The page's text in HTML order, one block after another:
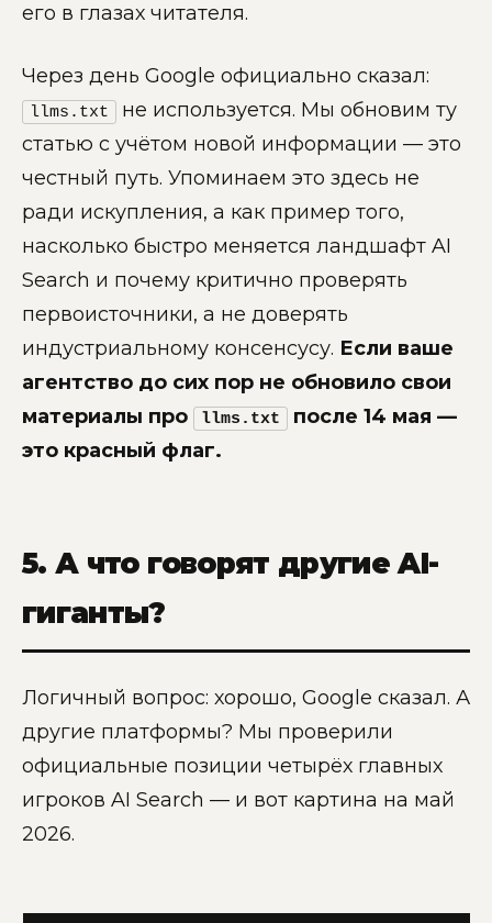
его в глазах читателя.
Через день Google официально сказал:
llms.txt
не используется. Мы обновим ту
статью с учётом новой информации — это
честный путь. Упоминаем это здесь не
ради искупления, а как пример того,
насколько быстро меняется ландшафт AI
Search и почему критично проверять
первоисточники, а не доверять
индустриальному консенсусу. Если ваше
агентство до сих пор не обновило свои
материалы про
llms.txt
после 14 мая —
это красный флаг.
5. А что говорят другие AI-
гиганты?
Логичный вопрос: хорошо, Google сказал. А
другие платформы? Мы проверили
официальные позиции четырёх главных
игроков AI Search — и вот картина на май
2026.